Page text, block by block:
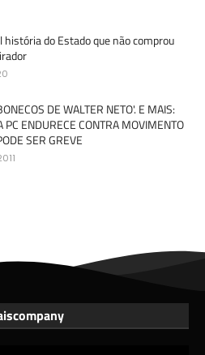
história do Estado que não comprou
DE WALTER NETO'. E MAIS:
PC ENDURECE CONTRA MOVIMENTO
SER GREVE